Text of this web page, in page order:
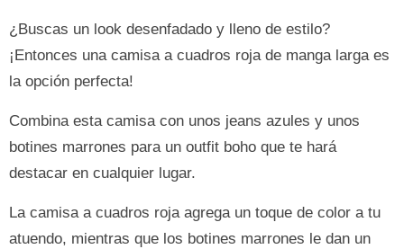
¿Buscas un look desenfadado y lleno de estilo?
¡Entonces una camisa a cuadros roja de manga larga es
la opción perfecta!
Combina esta camisa con unos jeans azules y unos
botines marrones para un outfit boho que te hará
destacar en cualquier lugar.
La camisa a cuadros roja agrega un toque de color a tu
atuendo, mientras que los botines marrones le dan un